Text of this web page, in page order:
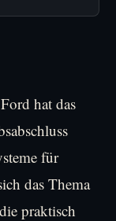
hat das
für
das Thema
praktisch